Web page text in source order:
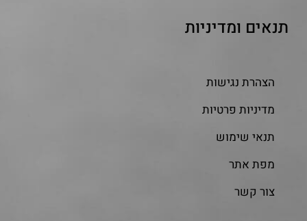
תנאים ומדיניות
הצהרת נגישות
מדיניות פרטיות
תנאי שימוש
מפת אתר
צור קשר